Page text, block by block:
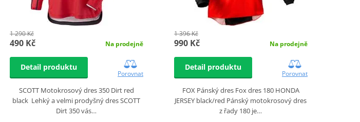
1 290 Kč
490 Kč Na prodejně
Detail produktu
Porovnat
SCOTT Motokrosový dres 350 Dirt red
black Lehký a velmi prodyšný dres SCOTT
Dirt 350 vás…
1 396 Kč
990 Kč Na prodejně
Detail produktu
Porovnat
FOX Pánský dres Fox dres 180 HONDA
JERSEY black/red Pánský motokrosový dres
z řady 180 je…